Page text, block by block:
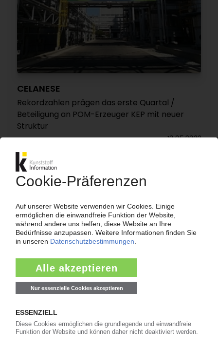
CELANESE
Rekordzahlen prägen das erste Quartal /
Beteiligung an POM-Erzeuger KEP mit neuer
Struktur
19.05.2022
DuPont verkauft Kunststoff-Aktivitäten an den
US-Wettbewerber / Kaufpreis von 11 Mrd USD